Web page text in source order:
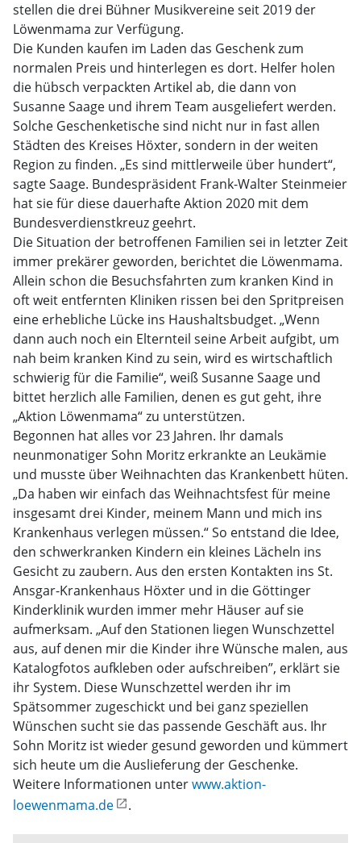
stellen die drei Bühner Musikvereine seit 2019 der
Löwenmama zur Verfügung.
Die Kunden kaufen im Laden das Geschenk zum
normalen Preis und hinterlegen es dort. Helfer holen
die hübsch verpackten Artikel ab, die dann von
Susanne Saage und ihrem Team ausgeliefert werden.
Solche Geschenketische sind nicht nur in fast allen
Städten des Kreises Höxter, sondern in der weiten
Region zu finden. „Es sind mittlerweile über hundert“,
sagte Saage. Bundespräsident Frank-Walter Steinmeier
hat sie für diese dauerhafte Aktion 2020 mit dem
Bundesverdienstkreuz geehrt.
Die Situation der betroffenen Familien sei in letzter Zeit
immer prekärer geworden, berichtet die Löwenmama.
Allein schon die Besuchsfahrten zum kranken Kind in
oft weit entfernten Kliniken rissen bei den Spritpreisen
eine erhebliche Lücke ins Haushaltsbudget. „Wenn
dann auch noch ein Elternteil seine Arbeit aufgibt, um
nah beim kranken Kind zu sein, wird es wirtschaftlich
schwierig für die Familie“, weiß Susanne Saage und
bittet herzlich alle Familien, denen es gut geht, ihre
„Aktion Löwenmama“ zu unterstützen.
Begonnen hat alles vor 23 Jahren. Ihr damals
neunmonatiger Sohn Moritz erkrankte an Leukämie
und musste über Weihnachten das Krankenbett hüten.
„Da haben wir einfach das Weihnachtsfest für meine
insgesamt drei Kinder, meinem Mann und mich ins
Krankenhaus verlegen müssen.“ So entstand die Idee,
den schwerkranken Kindern ein kleines Lächeln ins
Gesicht zu zaubern. Aus den ersten Kontakten ins St.
Ansgar-Krankenhaus Höxter und in die Göttinger
Kinderklinik wurden immer mehr Häuser auf sie
aufmerksam. „Auf den Stationen liegen Wunschzettel
aus, auf denen mir die Kinder ihre Wünsche malen, aus
Katalogfotos aufkleben oder aufschreiben”, erklärt sie
ihr System. Diese Wunschzettel werden ihr im
Spätsommer zugeschickt und bei ganz speziellen
Wünschen sucht sie das passende Geschäft aus. Ihr
Sohn Moritz ist wieder gesund geworden und kümmert
sich heute um die Auslieferung der Geschenke.
Weitere Informationen unterwww.aktion-
loewenmama.de
.